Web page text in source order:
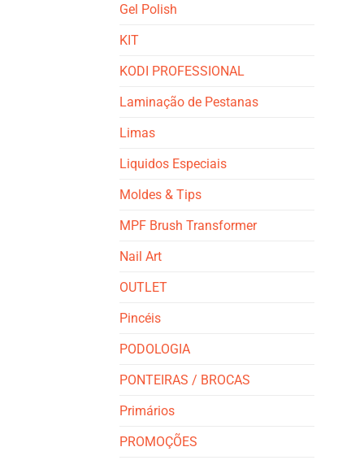
Gel Polish
KIT
KODI PROFESSIONAL
Laminação de Pestanas
Limas
Liquidos Especiais
Moldes & Tips
MPF Brush Transformer
Nail Art
OUTLET
Pincéis
PODOLOGIA
PONTEIRAS / BROCAS
Primários
PROMOÇÕES